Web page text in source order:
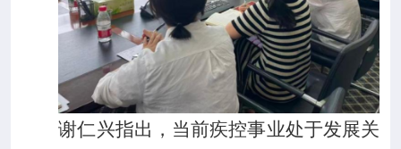
谢仁兴指出， 当前疾控事业处于发展关